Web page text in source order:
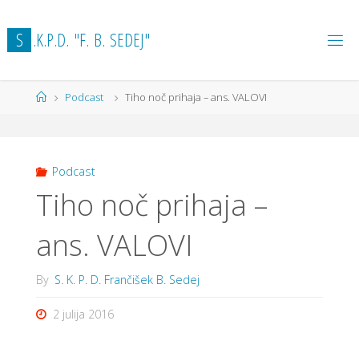
to
content
S .K.P.D. "F. B. SEDEJ"
HomePodcast Tiho noč prihaja – ans. VALOVI
Podcast
Tiho noč prihaja –
ans. VALOVI
By S. K. P. D. Frančišek B. Sedej
2 julija 2016